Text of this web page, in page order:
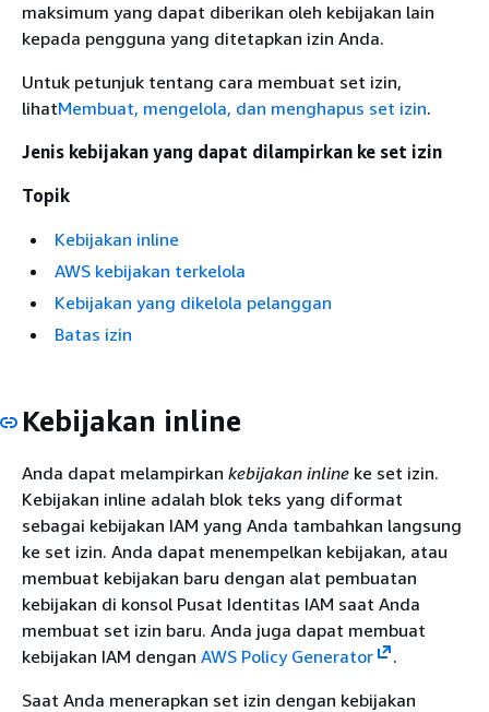
maksimum yang dapat diberikan oleh kebijakan lain
kepada pengguna yang ditetapkan izin Anda.
Untuk petunjuk tentang cara membuat set izin,
lihatMembuat, mengelola, dan menghapus set izin.
Jenis kebijakan yang dapat dilampirkan ke set izin
Topik
Kebijakan inline
AWS kebijakan terkelola
Kebijakan yang dikelola pelanggan
Batas izin
Kebijakan inline
Anda dapat melampirkan kebijakan inline ke set izin.
Kebijakan inline adalah blok teks yang diformat
sebagai kebijakan IAM yang Anda tambahkan langsung
ke set izin. Anda dapat menempelkan kebijakan, atau
membuat kebijakan baru dengan alat pembuatan
kebijakan di konsol Pusat Identitas IAM saat Anda
membuat set izin baru. Anda juga dapat membuat
kebijakan IAM dengan AWS Policy Generator
.
Saat Anda menerapkan set izin dengan kebijakan